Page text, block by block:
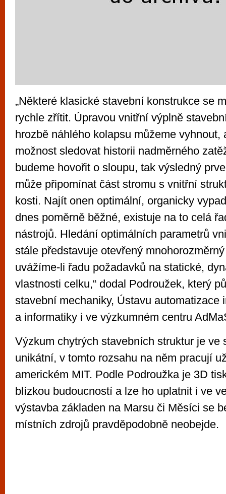
„Některé klasické stavební konstrukce se
rychle zřítit. Úpravou vnitřní výplně
hrozbě náhlého kolapsu můžeme vyhnout,
možnost sledovat historii nadměrného
budeme hovořit o sloupu, tak výsledný
může připomínat část stromu s vnitřní
kosti. Najít onen optimální, organicky
dnes poměrně běžné, existuje na to celá
nástrojů. Hledání optimálních parametrů
stále představuje otevřený
uvážíme-li řadu požadavků na statické,
vlastnosti celku,“ dodal Podroužek, který
stavební mechaniky, Ústavu automatizace
a informatiky i ve výzkumném centru
Výzkum chytrých stavebních struktur je ve
unikátní, v tomto rozsahu na něm pracují
americkém MIT. Podle Podroužka je 3D
blízkou budoucností a lze ho uplatnit i ve
výstavba základen na Marsu či Měsíci se
místních zdrojů pravděpodobně neobejde.